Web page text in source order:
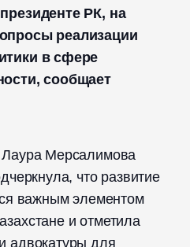
РК, на
реализации
в сфере
сообщает
Мерсалимова
что развитие
важным элементом
и отметила
адвокатуры для